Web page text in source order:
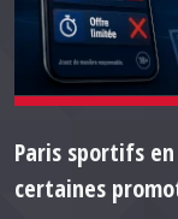
Paris sportifs
certaines